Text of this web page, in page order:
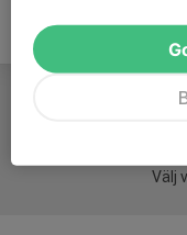
Välj